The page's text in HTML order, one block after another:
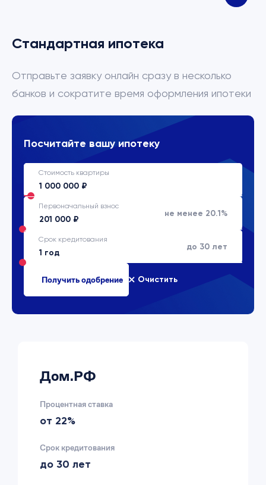
Стандартная ипотека
Отправьте заявку онлайн сразу в несколько
банков и сократите время оформления ипотеки
Посчитайте вашу ипотеку
Стоимость квартиры
Первоначальный взнос
не менее 20.1%
Срок кредитования
до 30 лет
Очистить
Дом.РФ
Процентная ставка
от 22%
Срок кредитования
до 30 лет